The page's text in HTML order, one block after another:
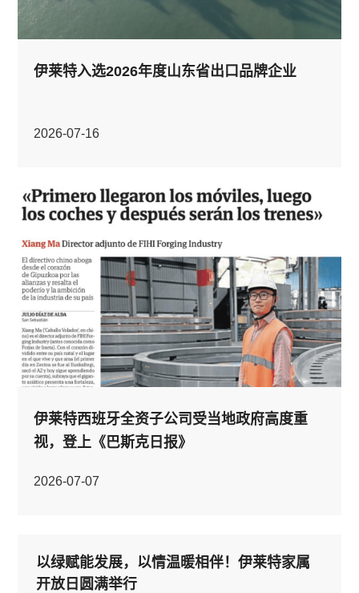
伊莱特入选2026年度山东省出口品牌企业
2026-07-16
伊莱特西班牙全资子公司受当地政府高度重
视，登上《巴斯克日报》
2026-07-07
以绿赋能发展，以情温暖相伴！伊莱特家属
开放日圆满举行